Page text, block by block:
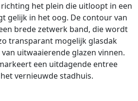
het plein die uitloopt in een
gelijk in het oog. De contour van
brede zetwerk band, die wordt
transparant mogelijk glasdak
uitwaaierende glazen vinnen.
een uitdagende entree
vernieuwde stadhuis.